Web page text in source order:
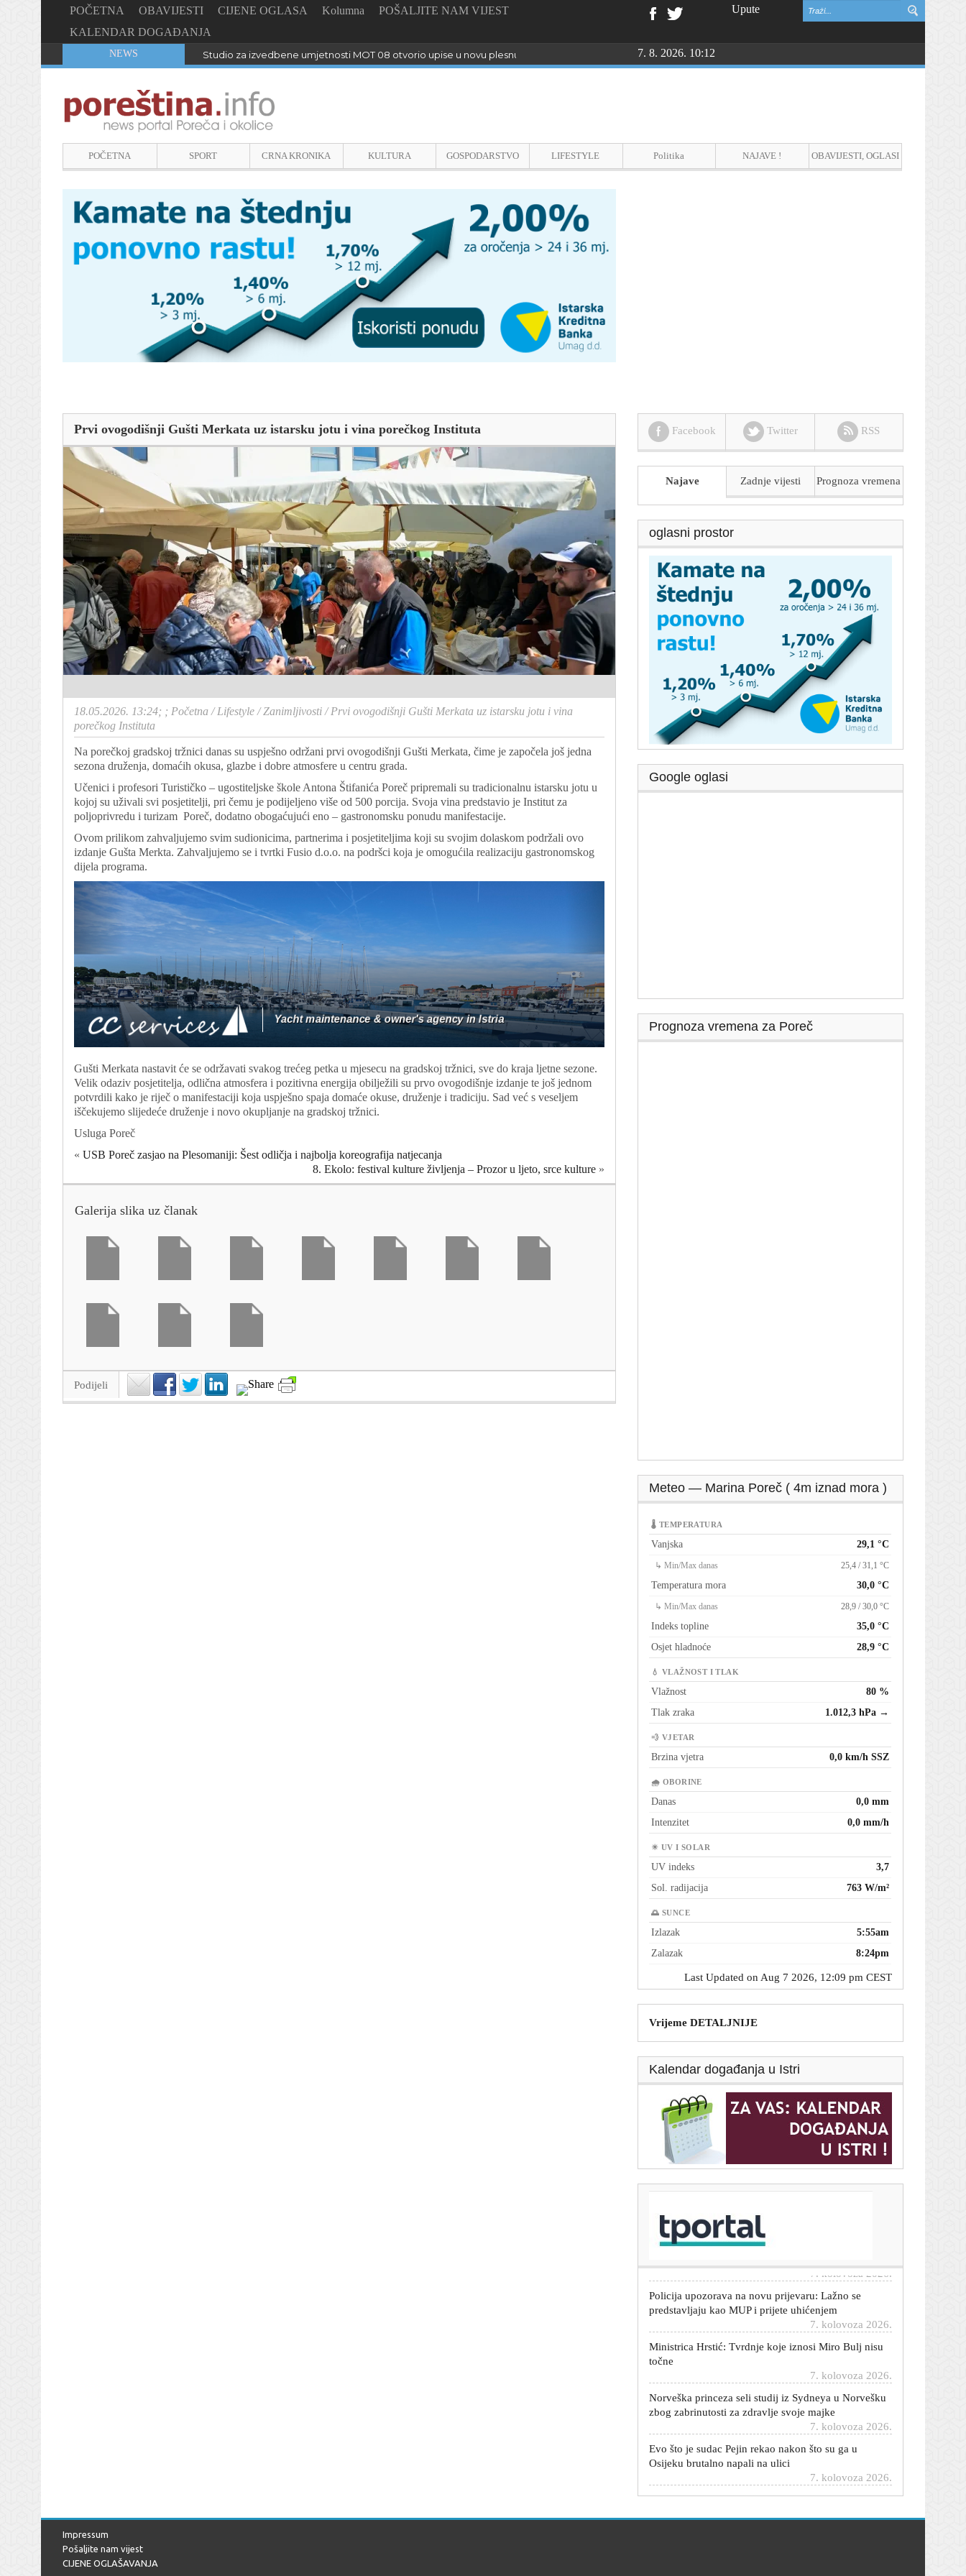
POČETNA OBAVIJESTI CIJENE OGLASA Kolumna
POŠALJITE NAM VIJEST
KALENDAR DOGAĐANJA
Upute
NEWS Studio za izvedbene umjetnosti MOT 08 otvorio upise u novu plesnu sezonu 7. 8. 2026. 10:12
POČETNA SPORT CRNA KRONIKA KULTURA GOSPODARSTVO LIFESTYLE Politika NAJAVE ! OBAVIJESTI, OGLASI
Prvi ovogodišnji Gušti Merkata uz istarsku jotu i vina porečkog Instituta
18.05.2026. 13:24; ; Početna /Lifestyle /Zanimljivosti /Prvi ovogodišnji Gušti Merkata uz istarsku jotu i vina
porečkog Instituta
Na porečkoj gradskoj tržnici danas su uspješno održani prvi ovogodišnji Gušti Merkata, čime je započela još jedna
sezona druženja, domaćih okusa, glazbe i dobre atmosfere u centru grada.
Učenici i profesori Turističko – ugostiteljske škole Antona Štifanića Poreč pripremali su tradicionalnu istarsku jotu u
kojoj su uživali svi posjetitelji, pri čemu je podijeljeno više od 500 porcija. Svoja vina predstavio je Institut za
poljoprivredu i turizam Poreč, dodatno obogaćujući eno – gastronomsku ponudu manifestacije.
Ovom prilikom zahvaljujemo svim sudionicima, partnerima i posjetiteljima koji su svojim dolaskom podržali ovo
izdanje Gušta Merkta. Zahvaljujemo se i tvrtki Fusio d.o.o. na podršci koja je omogućila realizaciju gastronomskog
dijela programa.
Gušti Merkata nastavit će se održavati svakog trećeg petka u mjesecu na gradskoj tržnici, sve do kraja ljetne sezone.
Velik odaziv posjetitelja, odlična atmosfera i pozitivna energija obilježili su prvo ovogodišnje izdanje te još jednom
potvrdili kako je riječ o manifestaciji koja uspješno spaja domaće okuse, druženje i tradiciju. Sad već s veseljem
iščekujemo slijedeće druženje i novo okupljanje na gradskoj tržnici.
Usluga Poreč
« USB Poreč zasjao na Plesomaniji: Šest odličja i najbolja koreografija natjecanja
8. Ekolo: festival kulture življenja – Prozor u ljeto, srce kulture »
Galerija slika uz članak
Podijeli
Facebook Twitter RSS
Najave Zadnje vijesti Prognoza vremena
oglasni prostor
Google oglasi
Prognoza vremena za Poreč
Meteo — Marina Poreč ( 4m iznad mora )
🌡 TEMPERATURA
Vanjska 29,1 °C
↳ Min/Max danas 25,4 / 31,1 °C
Temperatura mora 30,0 °C
↳ Min/Max danas 28,9 / 30,0 °C
Indeks topline
35,0 °C
Osjet hladnoće
28,9 °C
💧 VLAŽNOST I TLAK
Vlažnost
80 %
Tlak zraka
1.012,3 hPa →
💨 VJETAR
Brzina vjetra 0,0 km/h SSZ
🌧 OBORINE
Danas
0,0 mm
Intenzitet
0,0 mm/h
☀ UV I SOLAR
UV indeks
3,7
Sol. radijacija
763 W/m²
🌅 SUNCE
Izlazak
5:55am
Zalazak
8:24pm
Last Updated on Aug 7 2026, 12:09 pm CEST
Vrijeme DETALJNIJE
Kalendar događanja u Istri
Zahuktava se utrka za hrvatskog napadača: Gattuso
ga želi!
7. kolovoza 2026.
Ministrica Hrstić: Tvrdnje koje iznosi Miro Bulj nisu
7. kolovoza 2026.
Norveška princeza seli studij iz Sydneya u Norvešku
7. kolovoza 2026.
Evo što je sudac Pejin rekao nakon što su ga u
7. kolovoza 2026.
Blanka Mateša privukla poglede u Opatiji: Ova
Impressum
Pošaljite nam vijest
CIJENE OGLAŠAVANJA